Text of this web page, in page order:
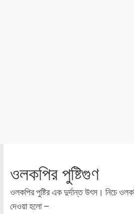
ওলকপির পুষ্টিগুণ
ওলকপির পুষ্টির এক দুর্দান্ত উৎস। নিচে
দেওয়া হলো –